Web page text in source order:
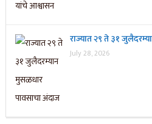
राज्यात २९ ते ३१
July 28, 2026